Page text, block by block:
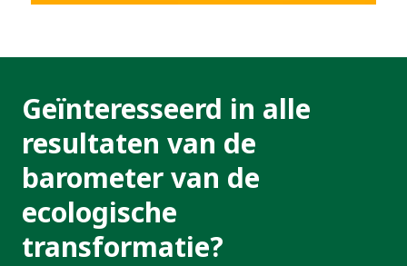
Geïnteresseerd in alle
resultaten van de
barometer van de
ecologische
transformatie?